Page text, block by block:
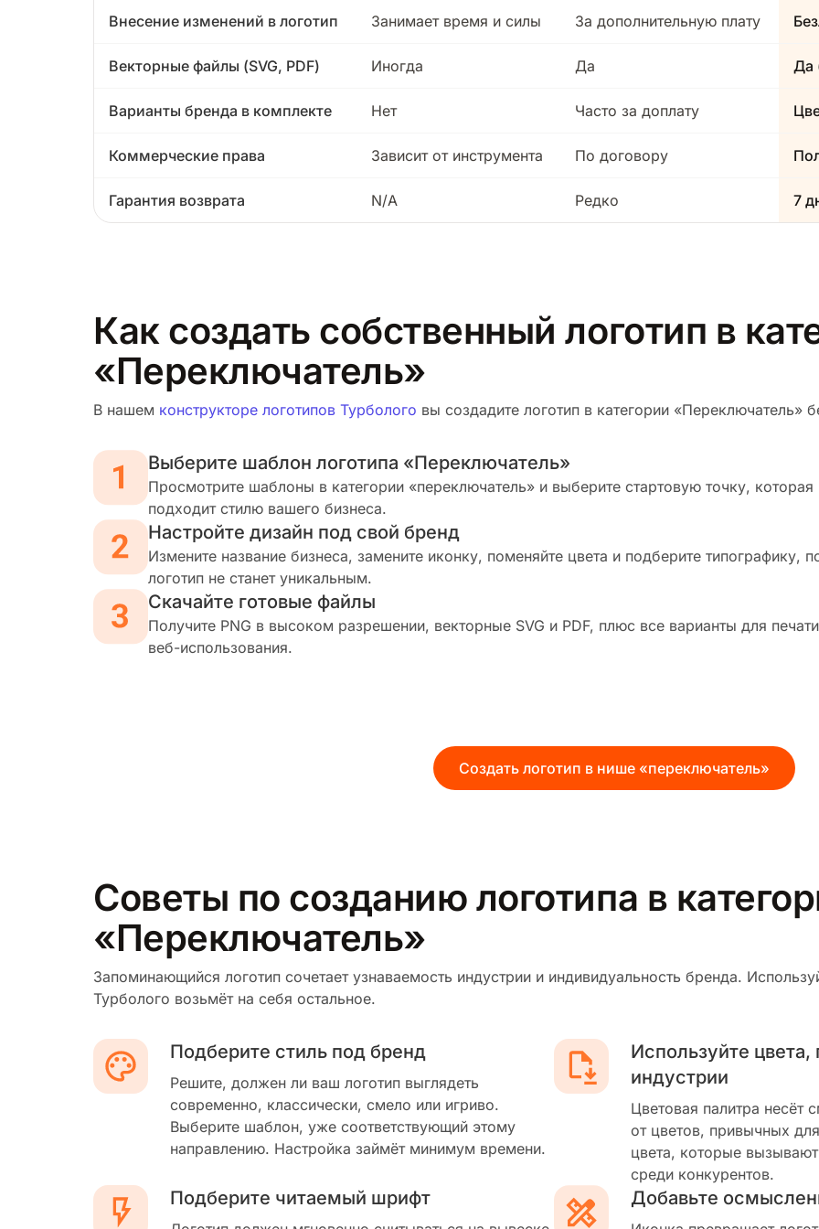
Внесение изменений в логотип Занимает время и силы За дополнительную плату
Векторные файлы (SVG, PDF) Иногда Да Да
Варианты бренда в комплекте Нет Часто за доплату
Коммерческие права Зависит от инструмента По договору
Гарантия возврата N/A Редко 7
Как создать собственный логотип в
«Переключатель»
В нашем конструкторе логотипов Турболого вы создадите логотип в категории «Переключатель»
Выберите шаблон логотипа «Переключатель»
Просмотрите шаблоны в категории «переключатель» и выберите стартовую точку, которая
подходит стилю вашего бизнеса.
Настройте дизайн под свой бренд
Измените название бизнеса, замените иконку, поменяйте цвета и подберите типографику,
логотип не станет уникальным.
Скачайте готовые файлы
Получите PNG в высоком разрешении, векторные SVG и PDF, плюс все варианты для
веб-использования.
Создать логотип в нише «переключатель»
Советы по созданию логотипа в
«Переключатель»
Запоминающийся логотип сочетает узнаваемость индустрии и индивидуальность бренда.
Турболого возьмёт на себя остальное.
Подберите стиль под бренд
Решите, должен ли ваш логотип выглядеть
современно, классически, смело или игриво.
Выберите шаблон, уже соответствующий этому
направлению. Настройка займёт минимум времени.
Используйте
индустрии
Цветовая палитра несёт
от цветов, привычных
цвета, которые
среди конкурентов.
Подберите читаемый шрифт Добавьте